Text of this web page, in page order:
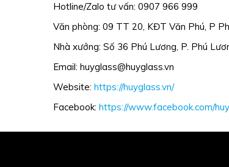
Hotline/Zalo tư vấn: 0907 966 999
Văn phòng: 09 TT 20, KĐT Văn Phú, P
Nhà xưởng: Số 36 Phú Lương, P. Phú
Email: huyglass@huyglass.vn
Website: https://huyglass.vn/
Facebook: https://www.facebook.com/